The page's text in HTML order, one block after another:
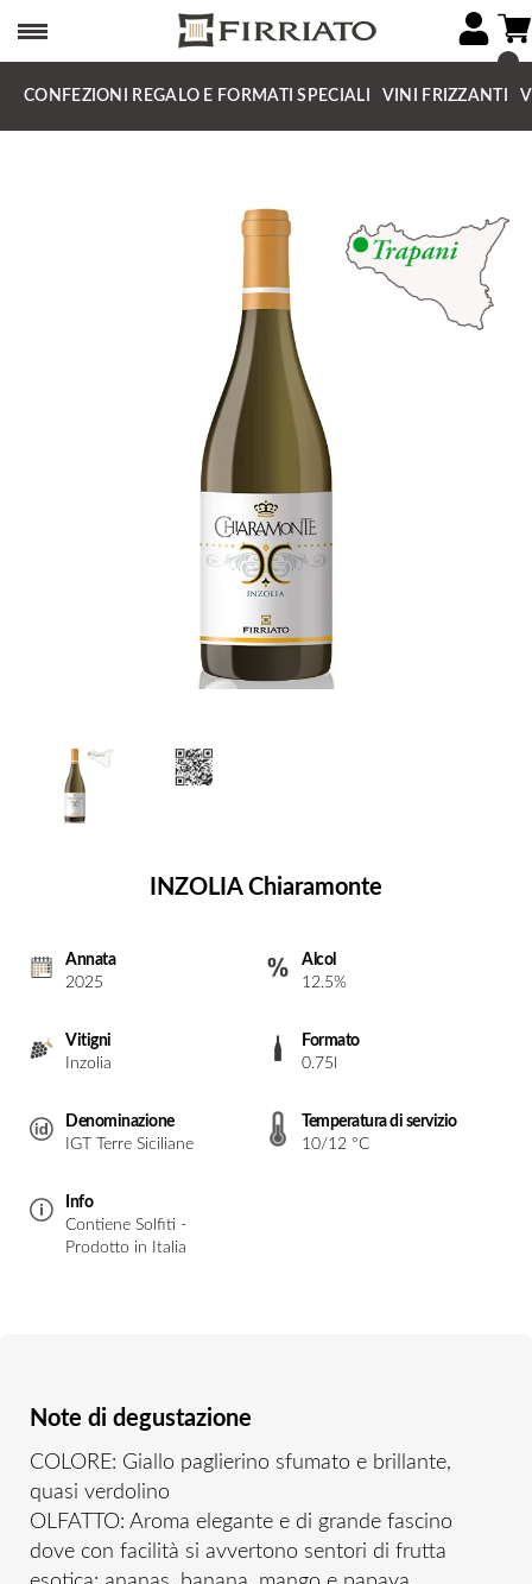
CONFEZIONI REGALO E FORMATI SPECIALI VINI FRIZZANTI
INZOLIA Chiaramonte
Annata
2025
Alcol
12.5%
Vitigni
Inzolia
Formato
0.75l
Denominazione
IGT Terre Siciliane
Temperatura di servizio
10/12 °C
Info
Contiene Solfiti -
Prodotto in Italia
Note di degustazione
COLORE: Giallo paglierino sfumato e brillante,
quasi verdolino
OLFATTO: Aroma elegante e di grande fascino
dove con facilità si avvertono sentori di frutta